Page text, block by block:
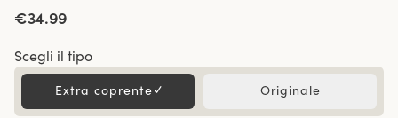
€34.99
Scegli il tipo
Extra coprente✓ Originale